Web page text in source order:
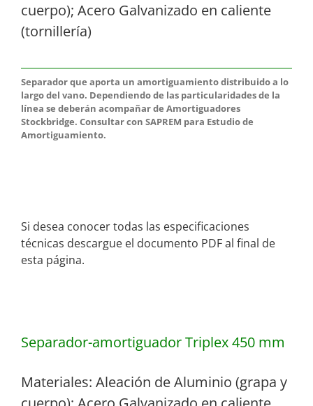
cuerpo); Acero Galvanizado en caliente
(tornillería)
Separador que aporta un amortiguamiento distribuido a lo
largo del vano. Dependiendo de las particularidades de la
línea se deberán acompañar de Amortiguadores
Stockbridge. Consultar con SAPREM para Estudio de
Amortiguamiento.
Si desea conocer todas las especificaciones
técnicas descargue el documento PDF al final de
esta página.
Separador-amortiguador Triplex 450 mm
Materiales: Aleación de Aluminio (grapa y